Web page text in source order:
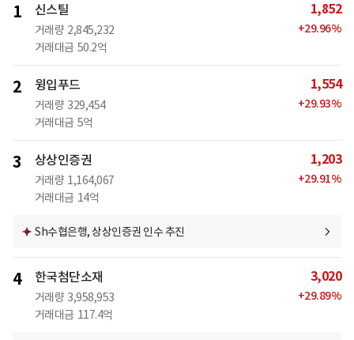
1 신스틸
거래량 2,845,232
거래대금 50.2억
1,852
+29.96%
2 윙입푸드
거래량 329,454
거래대금 5억
1,554
+29.93%
3 상상인증권
거래량 1,164,067
거래대금 14억
1,203
+29.91%
Sh수협은행, 상상인증권 인수 추진
4 한국첨단소재
거래량 3,958,953
거래대금 117.4억
3,020
+29.89%